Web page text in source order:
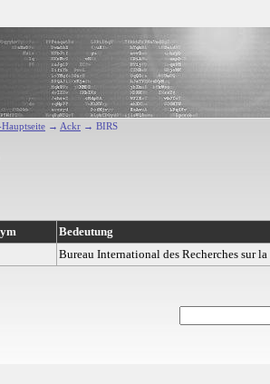
→ Ackr → BIRS
Bedeutung
Bureau International des Recherches sur